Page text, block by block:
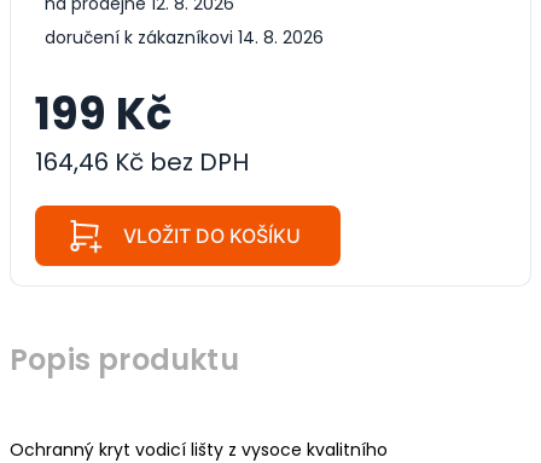
doručení k zákazníkovi 14. 8. 2026
199 Kč
164,46 Kč bez DPH
VLOŽIT DO KOŠÍKU
Popis produktu
Ochranný kryt vodicí lišty z vysoce kvalitního